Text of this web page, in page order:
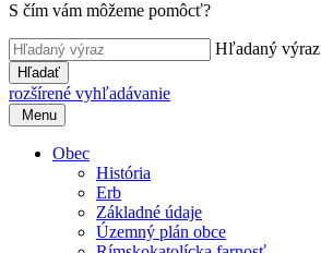
S čím vám môžeme pomôcť?
Hľadaný výraz
Hľadať
rozšírené vyhľadávanie
Menu
Obec
História
Erb
Základné údaje
Územný plán obce